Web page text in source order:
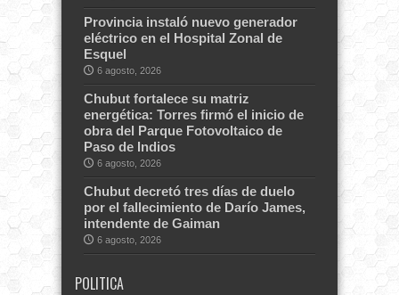
Provincia instaló nuevo generador
eléctrico en el Hospital Zonal de
Esquel
6 agosto, 2026
Chubut fortalece su matriz
energética: Torres firmó el inicio de
obra del Parque Fotovoltaico de
Paso de Indios
6 agosto, 2026
Chubut decretó tres días de duelo
por el fallecimiento de Darío James,
intendente de Gaiman
6 agosto, 2026
POLITICA